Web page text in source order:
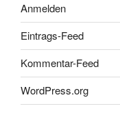
Anmelden
Eintrags-Feed
Kommentar-Feed
WordPress.org